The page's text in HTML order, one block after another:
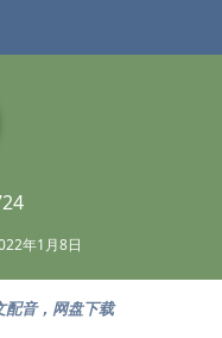
年1月8日
配音，网盘下载